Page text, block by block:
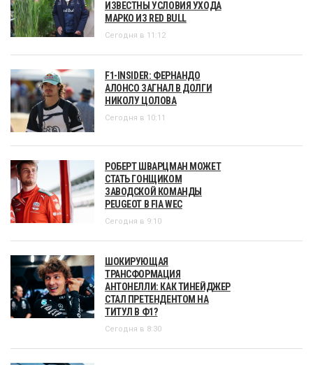
ИЗВЕСТНЫ УСЛОВИЯ УХОДА
МАРКО ИЗ RED BULL
Сегодня в 11:12
F1-INSIDER: ФЕРНАНДО
АЛОНСО ЗАГНАЛ В ДОЛГИ
НИКОЛУ ЦОЛОВА
Сегодня в 10:11
РОБЕРТ ШВАРЦМАН МОЖЕТ
СТАТЬ ГОНЩИКОМ
ЗАВОДСКОЙ КОМАНДЫ
PEUGEOT В FIA WEC
Сегодня в 9:10
ШОКИРУЮЩАЯ
ТРАНСФОРМАЦИЯ
АНТОНЕЛЛИ: КАК ТИНЕЙДЖЕР
СТАЛ ПРЕТЕНДЕНТОМ НА
ТИТУЛ В Ф1?
Сегодня в 8:30